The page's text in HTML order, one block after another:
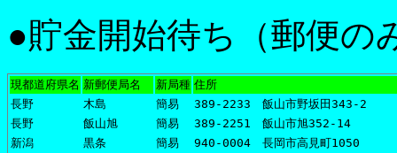
●貯金開始待ち（郵便の
現都道府県名 新郵便局名 新局種 住所
長野
木島 簡易
389-2233 飯山市野坂田343-2
長野
飯山旭 簡易
389-2251 飯山市旭352-14
新潟
黒条 簡易
940-0004 長岡市高見町1050